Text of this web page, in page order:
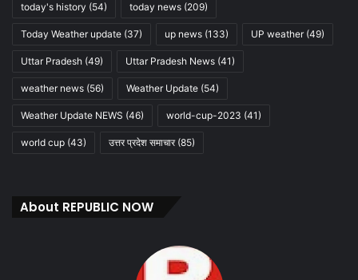
today's history (54) today news (209)
Today Weather update (37) up news (133) UP weather(49)
Uttar Pradesh (49) Uttar Pradesh News (41)
weather news (56) Weather Update (54)
Weather Update NEWS (46) world-cup-2023 (41)
world cup (43) उत्तर प्रदेश समाचार(85)
About REPUBLIC NOW